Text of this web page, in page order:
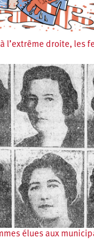
l’extrême droite, les
élues aux